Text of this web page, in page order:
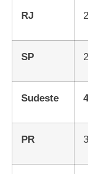
RJ
SP
Sudeste
PR